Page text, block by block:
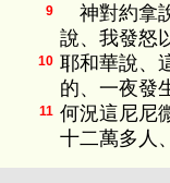
9
神對約拿
說、我發怒
10 耶和華說、
的、一夜發
11 何況這尼尼
十二萬多人